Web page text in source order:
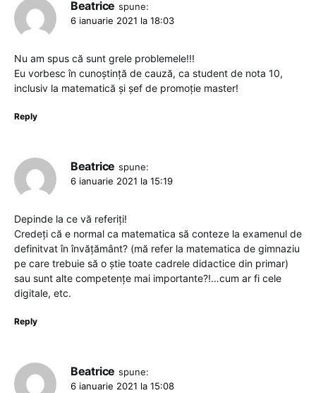
Beatrice spune:
6 ianuarie 2021 la 18:03
Nu am spus că sunt grele problemele!!!
Eu vorbesc în cunoștință de cauză, ca student de nota 10,
inclusiv la matematică și șef de promoție master!
Reply
Beatrice spune:
6 ianuarie 2021 la 15:19
Depinde la ce vă referiți!
Credeți că e normal ca matematica să conteze la examenul de
definitvat în învățământ? (mă refer la matematica de gimnaziu
pe care trebuie să o știe toate cadrele didactice din primar)
sau sunt alte competențe mai importante?!…cum ar fi cele
digitale, etc.
Reply
Beatrice spune:
6 ianuarie 2021 la 15:08